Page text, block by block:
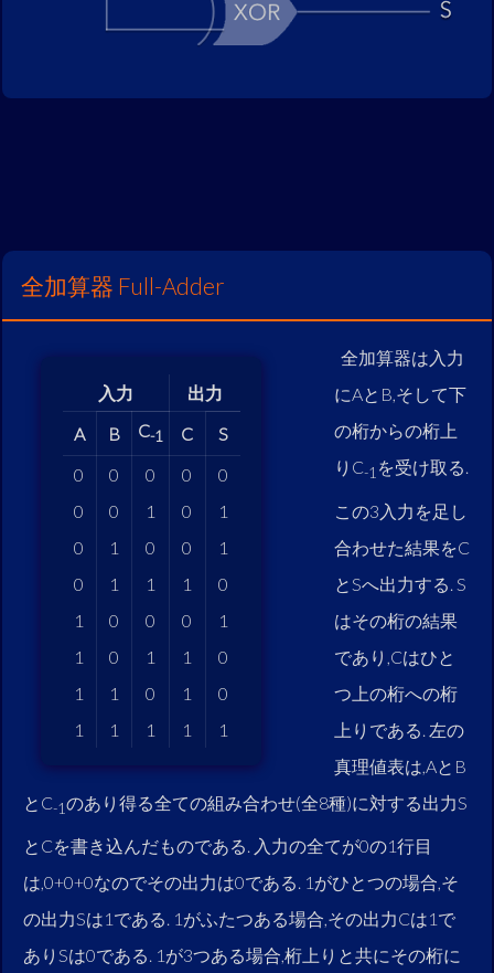
全加算器 Full-Adder
入力
出力
A
B C-1 C
S
0
0 0 0
0
0
0 1 0
1
0
1 0 0
1
0
1 1 1
0
1
0 0 0
1
1
0 1 1
0
1
1 0 1
0
1
1 1 1 1
全加算器は入力
にAとB,そして下
の桁からの桁上
りC-1を受け取る.
この3入力を足し
合わせた結果をC
とSへ出力する. S
はその桁の結果
であり,Cはひと
つ上の桁への桁
上りである. 左の
真理値表は,AとB
とC-1のあり得る全ての組み合わせ(全8種)に対する出力S
とCを書き込んだものである. 入力の全てが0の1行目
は,0+0+0なのでその出力は0である. 1がひとつの場合,そ
の出力Sは1である. 1がふたつある場合,その出力Cは1で
ありSは0である. 1が3つある場合,桁上りと共にその桁に